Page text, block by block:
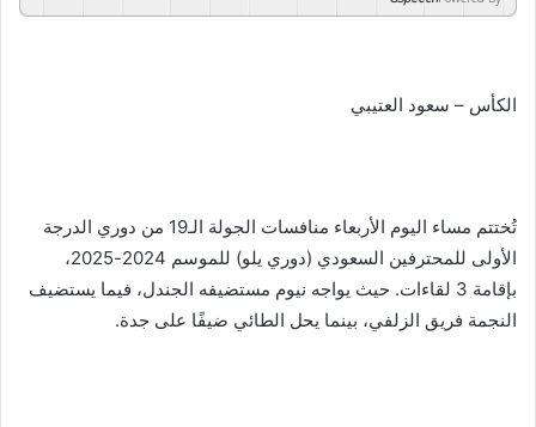
الكأس – سعود العتيبي
تُختتم مساء اليوم الأربعاء منافسات الجولة الـ19 من دوري الدرجة
الأولى للمحترفين السعودي (دوري يلو) للموسم 2024-2025،
بإقامة 3 لقاءات. حيث يواجه نيوم مستضيفه الجندل، فيما يستضيف
النجمة فريق الزلفي، بينما يحل الطائي ضيفًا على جدة.